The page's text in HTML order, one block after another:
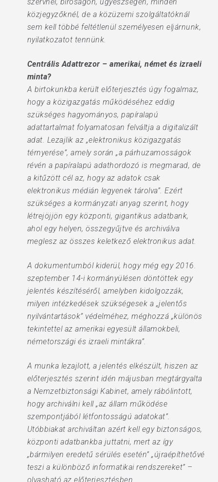
közjegyzőknél, de a közüzemi szolgáltatóknál
sem kell többé feltétlenül személyesen eljárnunk,
nyilatkozatot tennünk.
Centrális Adattrezor – amerikai, német és izraeli
minta?
A birtokunkba került előterjesztés úgy fogalmaz,
hogy a közigazgatás működéséhez eddig
szükséges hagyományos, papíralapú
adattartalmat folyamatosan felváltja a digitalizált
adat. Lezajlik az „elektronikus közigazgatás
térnyerése”, amely során „a párhuzamosságok
révén a papíralapú adathordozó is megmarad, de
a kitűzött cél az, hogy az adatok csak
elektronikus médián legyenek tárolva”. Ezért
szükséges a kormányzati anyag szerint, hogy
létrejöjjön egy központi, gigantikus adatbank,
ahol egy helyen, összegyűjtve és archiválva
meglesz az összes keletkező elektronikus adat.
A dokumentumból kiderül, hogy még egy 2016.
szeptember 14-i kormányülésen döntöttek egy
jelentés készítéséről, amelyben kidolgozzák,
milyen intézkedések szükségesek a „jelentős
nyilvántartások” védelméhez, méghozzá „különös
tekintettel az amerikai egyesült államokbeli,
németországi és izraeli mintákra”.
A munka lezajlott, a jelentés elkészült, hiszen az
előterjesztés szerint idén májusban megtárgyalta
a Nemzetbiztonsági Kabinet, amely rábólintott,
hogy archiválni kell „az állam működése
szempontjából létfontosságú adatokat”.
Utóbbiakat archiváltan azért kell egy biztonságos,
központi adatbankba juttatni, mert az így
„bármilyen eredetű sérülés esetén” „újraépíthetővé
teszi a különböző informatikai rendszereket” –
olvasható az előterjesztésben.